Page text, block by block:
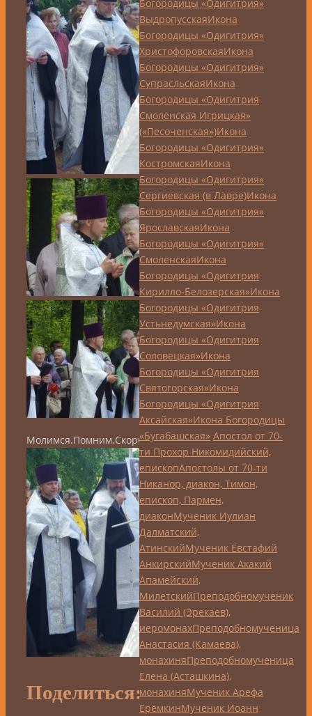
Молимся.Помним.Скорбим..
Поделиться:
Богородицы «Одигитрия»
ВыдропусскаяИкона
Богородицы «Одигитрия»
ХристофоровскаяИкона
Богородицы «Одигитрия»
СупрасльскаяИкона
Богородицы «Одигитрия
Смоленская Игрицкая»
(«Песоченская»)Икона
Богородицы «Одигитрия»
КостромскаяИкона
Богородицы «Одигитрия»
Сергиевская (в Лавре)Икона
Богородицы «Одигитрия»
ЯрославскаяИкона
Богородицы «Одигитрия»
СмоленскаяИкона
Богородицы «Одигитрия
Кирилло-Белозерская»Икона
Богородицы «Одигитрия
Устьнедумская»Икона
Богородицы «Одигитрия
Соловецкая»Икона
Богородицы «Одигитрия
Святогорская»Икона
Богородицы «Одигитрия
Аксайская»Икона Богородицы
«Бугабашская» Апостол от 70-
ти Прохор Никомидийский,
епископАпостолы от 70-ти
Никанор, диакон, Тимон,
епископ, Пармен,
диаконМученик Иулиан
Далматский,
АтинскийМученик Евстафий
АнкирскийМученик Акакий
Апамейский,
МилетскийПреподобномученик
Василий (Эрекаев),
иеромонахПреподобномученица
Анастасия (Камаева),
монахиняПреподобномученица
Елена (Асташкина),
монахиняМученик Арефа
ЕрёмкинМученик Иоанн